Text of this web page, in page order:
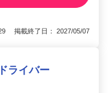
掲載終了日： 2027/05/07
ライバー